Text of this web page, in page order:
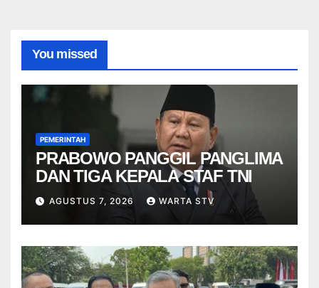
You missed
PEMERINTAH
PRABOWO PANGGIL PANGLIMA
DAN TIGA KEPALA STAF TNI
AGUSTUS 7, 2026 WARTA STV